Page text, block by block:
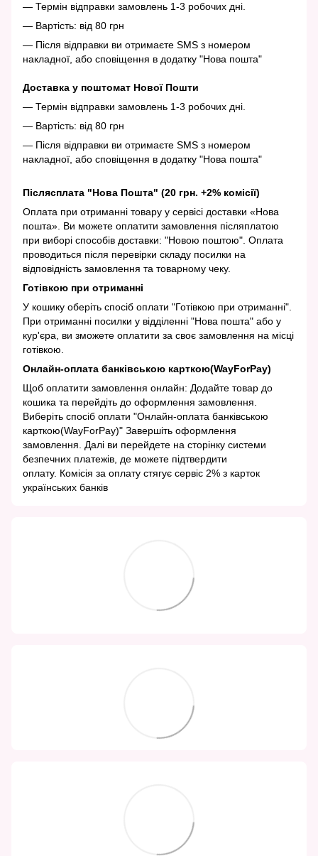
— Термін відправки замовлень 1-3 робочих дні.
— Вартість: від 80 грн
— Після відправки ви отримаєте SMS з номером
накладної, або сповіщення в додатку "Нова пошта"
Доставка у поштомат Нової Пошти
— Термін відправки замовлень 1-3 робочих дні.
— Вартість: від 80 грн
— Після відправки ви отримаєте SMS з номером
накладної, або сповіщення в додатку "Нова пошта"
Післясплата "Нова Пошта" (20 грн. +2% комісії)
Оплата при отриманні товару у сервісі доставки «Нова
пошта». Ви можете оплатити замовлення післяплатою
при виборі способів доставки: "Новою поштою". Оплата
проводиться після перевірки складу посилки на
відповідність замовлення та товарному чеку.
Готівкою при отриманні
У кошику оберіть спосіб оплати "Готівкою при отриманні".
При отриманні посилки у відділенні "Нова пошта" або у
кур'єра, ви зможете оплатити за своє замовлення на місці
готівкою.
Онлайн-оплата банківською карткою(WayForPay)
Щоб оплатити замовлення онлайн: Додайте товар до
кошика та перейдіть до оформлення замовлення.
Виберіть спосіб оплати "Онлайн-оплата банківською
карткою(WayForPay)" Завершіть оформлення
замовлення. Далі ви перейдете на сторінку системи
безпечних платежів, де можете підтвердити
оплату. Комісія за оплату стягує сервіс 2% з карток
українських банків